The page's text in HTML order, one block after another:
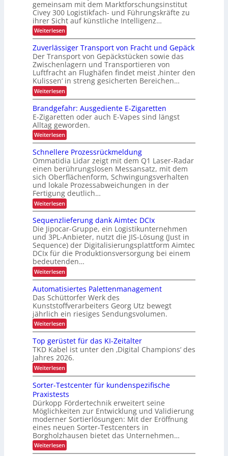
R
e
c
y
c
l
n
g
h
f
e
o
m
i
e
u
n
d
P
r
ä
z
i
s
i
o
i
m
i
n
n
e
b
e
t
r
i
e
b
l
i
c
h
e
n
L
a
s
e
n
t
r
a
n
s
e
t
s
s
i
c
h
e
r
e
i
t
d
u
r
c
h
L
E
D
-
P
r
o
j
e
k
t
i
o
n
gemeinsam mit dem Marktforschungsinstitut
Civey 300 Logistikfach- und Führungskräfte zu
ihrer Sicht auf künstliche Intelligenz…
Weiterlesen:
K
I
-
N
u
t
z
u
n
g
i
n
d
e
r
L
o
g
i
s
t
i
k
Zuverlässiger Transport von Fracht und Gepäck
Der Transport von Gepäckstücken sowie das
Zwischenlagern und Transportieren von
Luftfracht an Flughäfen findet meist ‚hinter den
Kulissen‘ in streng gesicherten Bereichen…
Weiterlesen:
Z
v
e
r
ä
s
i
g
e
r
T
r
a
n
s
o
r
t
v
o
n
F
r
a
c
h
t
u
n
d
G
e
p
ä
c
k
Brandgefahr: Ausgediente E-Zigaretten
E-Zigaretten oder auch E-Vapes sind längst
Alltag geworden.
Weiterlesen:
B
a
n
d
g
e
f
a
h
r
:
A
u
s
g
e
d
i
e
t
e
E
-
Z
i
g
a
r
e
t
t
e
n
Schnellere Prozessrückmeldung
Ommatidia Lidar zeigt mit dem Q1 Laser-Radar
einen berührungslosen Messansatz, mit dem
sich Oberflächenform, Schwingungsverhalten
und lokale Prozessabweichungen in der
Fertigung deutlich…
Weiterlesen:
S
c
h
n
e
l
l
e
r
e
P
r
o
z
e
s
s
r
ü
c
k
m
e
l
u
n
g
Sequenzlieferung dank Aimtec DCIx
Die Jipocar-Gruppe, ein Logistikunternehmen
und 3PL-Anbieter, nutzt die JIS-Lösung (Just in
Sequence) der Digitalisierungsplattform Aimtec
DCIx für die Produktionsversorgung bei einem
bedeutenden…
Weiterlesen:
S
q
u
e
n
z
l
e
f
e
r
u
n
g
d
a
n
k
A
i
m
t
e
Automatisiertes Palettenmanagement
Das Schüttorfer Werk des
Kunststoffverarbeiters Georg Utz bewegt
jährlich ein riesiges Sendungsvolumen.
Weiterlesen:
A
u
t
o
m
a
t
s
i
e
r
t
e
s
P
a
l
Top gerüstet für das KI-Zeitalter
TKD Kabel ist unter den ‚Digital Champions‘ des
Jahres 2026.
Weiterlesen:
T
p
g
e
r
ü
s
t
e
t
f
Sorter-Testcenter für kundenspezifische
Praxistests
Dürkopp Fördertechnik erweitert seine
Möglichkeiten zur Entwicklung und Validierung
moderner Sortierlösungen: Mit der Eröffnung
eines neuen Sorter-Testcenters in
Borgholzhausen bietet das Unternehmen…
Weiterlesen:
S